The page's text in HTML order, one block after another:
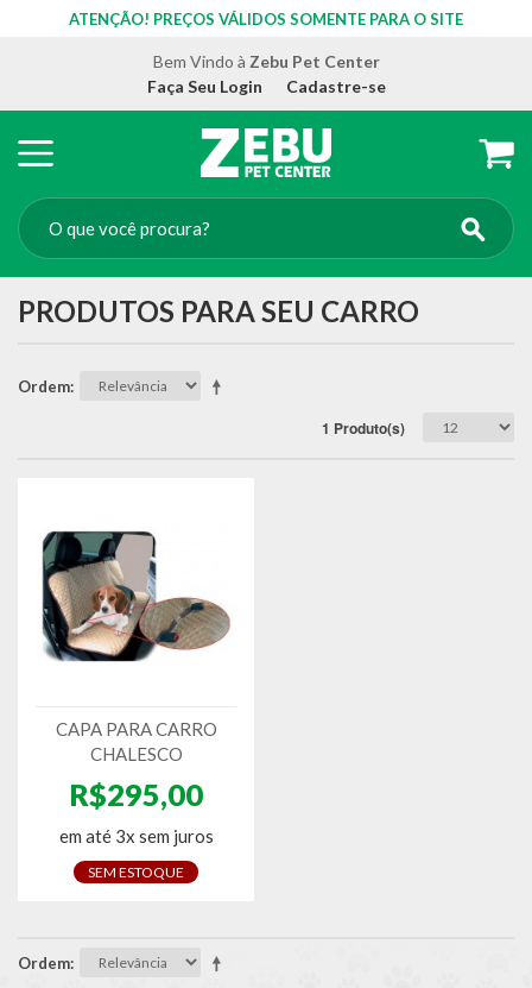
ATENÇÃO! PREÇOS VÁLIDOS SOMENTE PARA O SITE
Bem Vindo à Zebu Pet Center
Faça Seu Login
Cadastre-se
PRODUTOS PARA SEU CARRO
Ordem
1 Produto(s)
CAPA PARA CARRO
CHALESCO
R$295,00
em até 3x sem juros
SEM ESTOQUE
Ordem